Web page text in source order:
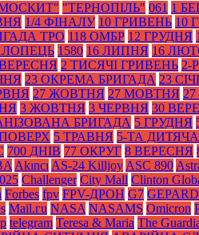
"ТЕРНОПІЛЬ" 061 1
1/4 ФІНАЛУ 10 ГРИВЕНЬ 10
ТРО 118 ОМБР 12 ГРУДНЯ
1580 16 ЛИПНЯ 16
2 ТИСЯЧІ ГРИВЕНЬ 2-
23 ОКРЕМА БРИГАДА 23
27 ЖОВТНЯ 27 МОВТНЯ
3 ЖОВТНЯ 3 ЧЕРВНЯ 30
БРИГАДА 5 ГРУДНЯ
5 ТРАВНЯ 5-ТА
700 ДНІВ 77 ОКРУГ 8 ВЕРЕСНЯ
Akıncı AS-24 Killjoy ASC 890
Challenger City Mall Clinton
Forbes fpv FPV-ДРОН G7 GEPARD
Mаil.гu NASA NASAMS Omicron
telegram Teresa & Maria The